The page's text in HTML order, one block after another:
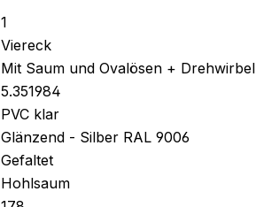
1
Viereck
Mit Saum und Ovalösen + Drehwirbel
5.351984
PVC klar
Glänzend - Silber RAL 9006
Gefaltet
Hohlsaum